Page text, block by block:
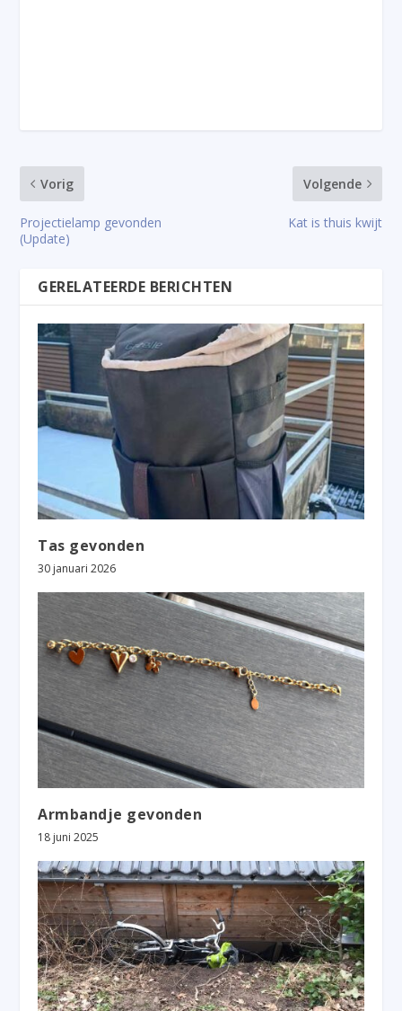
Vorig
Projectielamp gevonden
(Update)
Volgende
Kat is thuis kwijt
GERELATEERDE BERICHTEN
Tas gevonden
30 januari 2026
Armbandje gevonden
18 juni 2025